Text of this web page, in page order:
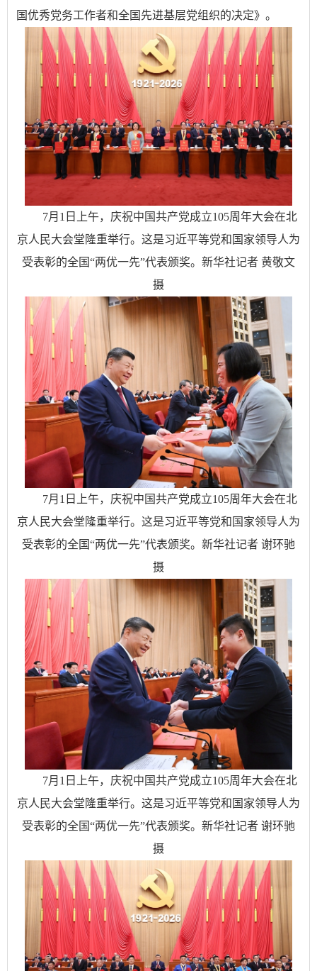
国优秀党务工作者和全国先进基层党组织的决定》。
7月1日上午，庆祝中国共产党成立105周年大会在北
京人民大会堂隆重举行。这是习近平等党和国家领导人为
受表彰的全国“两优一先”代表颁奖。新华社记者 黄敬文
摄
7月1日上午，庆祝中国共产党成立105周年大会在北
京人民大会堂隆重举行。这是习近平等党和国家领导人为
受表彰的全国“两优一先”代表颁奖。新华社记者 谢环驰
摄
7月1日上午，庆祝中国共产党成立105周年大会在北
京人民大会堂隆重举行。这是习近平等党和国家领导人为
受表彰的全国“两优一先”代表颁奖。新华社记者 谢环驰
摄